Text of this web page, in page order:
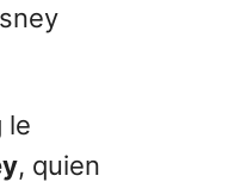
le
, quien